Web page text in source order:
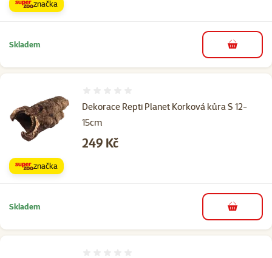
značka
Skladem do košíku
Dekorace Repti Planet Korková kůra S 12-
15cm
Cena
249 Kč
značka
Skladem do košíku